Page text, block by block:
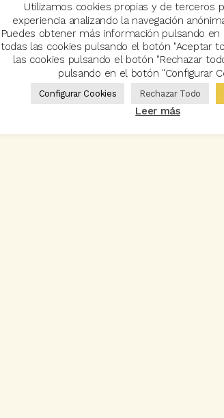
Utilizamos cookies propias y de terceros
experiencia analizando la navegación
Puedes obtener más información pulsando en
todas las cookies pulsando el botón "Aceptar
las cookies pulsando el botón "Rechazar
pulsando en el botón "Configurar
Configurar Cookies Rechazar Todo
Leer más